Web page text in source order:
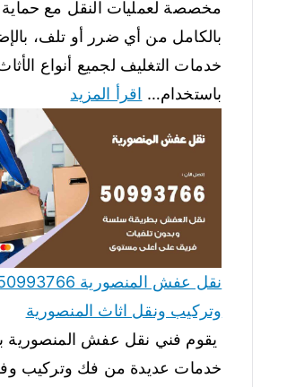
مخصصة لعمليات النقل مع حماية
بالكامل من أي ضرر أو تلف،
خدمات التغليف لجميع أنواع
باستخدام… اقرأ المزيد
وتركيب ونقل اثاث المنصورية
يقوم فني نقل عفش المنصورية
خدمات عديدة من فك وتركيب